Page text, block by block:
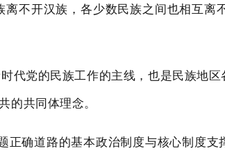
离不开汉族，各少数民族之间也相互离
时代党的民族工作的主线，也是民族地区
的共同体理念。
正确道路的基本政治制度与核心制度支